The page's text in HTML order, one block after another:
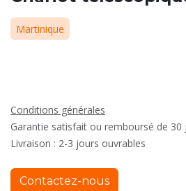
Martinique
Conditions générales
Garantie satisfait ou remboursé de 30
Livraison : 2-3 jours ouvrables
Contactez-nous